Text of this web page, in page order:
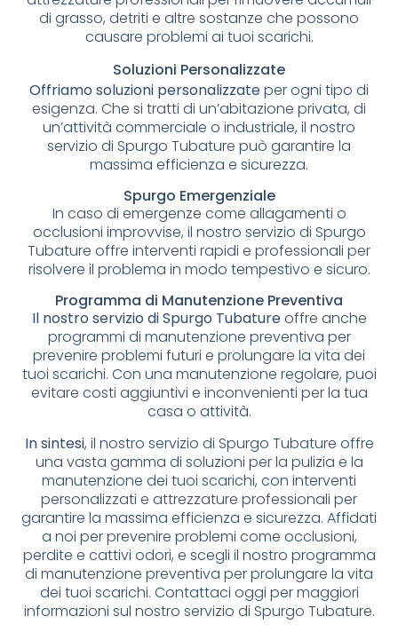
di grasso, detriti e altre sostanze che possono
causare problemi ai tuoi scarichi.
Soluzioni Personalizzate
Offriamo soluzioni personalizzateper ogni tipo di
esigenza. Che si tratti di un’abitazione privata, di
un’attività commerciale o industriale, il nostro
servizio di Spurgo Tubature può garantire la
massima efficienza e sicurezza.
Spurgo Emergenziale
In caso di emergenze come allagamenti o
occlusioni improvvise, il nostro servizio di Spurgo
Tubature offre interventi rapidi e professionali per
risolvere il problema in modo tempestivo e sicuro.
Programma di Manutenzione Preventiva
Il nostro servizio di Spurgo Tubatureoffre anche
programmi di manutenzione preventiva per
prevenire problemi futuri e prolungare la vita dei
tuoi scarichi. Con una manutenzione regolare, puoi
evitare costi aggiuntivi e inconvenienti per la tua
casa o attività.
In sintesi, il nostro servizio di Spurgo Tubature offre
una vasta gamma di soluzioni per la pulizia e la
manutenzione dei tuoi scarichi, con interventi
personalizzati e attrezzature professionali per
garantire la massima efficienza e sicurezza. Affidati
a noi per prevenire problemi come occlusioni,
perdite e cattivi odori, e scegli il nostro programma
di manutenzione preventiva per prolungare la vita
dei tuoi scarichi. Contattaci oggi per maggiori
informazioni sul nostro servizio di Spurgo Tubature.